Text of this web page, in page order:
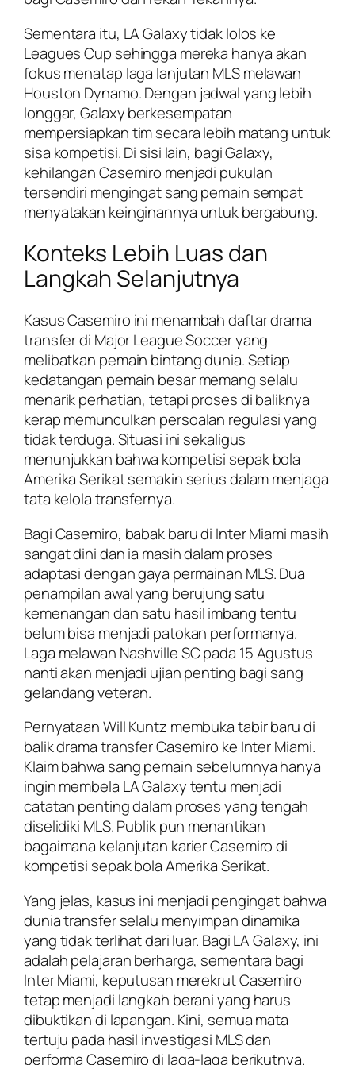
Sementara itu, LA Galaxy tidak lolos ke
Leagues Cup sehingga mereka hanya akan
fokus menatap laga lanjutan MLS melawan
Houston Dynamo. Dengan jadwal yang lebih
longgar, Galaxy berkesempatan
mempersiapkan tim secara lebih matang untuk
sisa kompetisi. Di sisi lain, bagi Galaxy,
kehilangan Casemiro menjadi pukulan
tersendiri mengingat sang pemain sempat
menyatakan keinginannya untuk bergabung.
Konteks Lebih Luas dan
Langkah Selanjutnya
Kasus Casemiro ini menambah daftar drama
transfer di Major League Soccer yang
melibatkan pemain bintang dunia. Setiap
kedatangan pemain besar memang selalu
menarik perhatian, tetapi proses di baliknya
kerap memunculkan persoalan regulasi yang
tidak terduga. Situasi ini sekaligus
menunjukkan bahwa kompetisi sepak bola
Amerika Serikat semakin serius dalam menjaga
tata kelola transfernya.
Bagi Casemiro, babak baru di Inter Miami masih
sangat dini dan ia masih dalam proses
adaptasi dengan gaya permainan MLS. Dua
penampilan awal yang berujung satu
kemenangan dan satu hasil imbang tentu
belum bisa menjadi patokan performanya.
Laga melawan Nashville SC pada 15 Agustus
nanti akan menjadi ujian penting bagi sang
gelandang veteran.
Pernyataan Will Kuntz membuka tabir baru di
balik drama transfer Casemiro ke Inter Miami.
Klaim bahwa sang pemain sebelumnya hanya
ingin membela LA Galaxy tentu menjadi
catatan penting dalam proses yang tengah
diselidiki MLS. Publik pun menantikan
bagaimana kelanjutan karier Casemiro di
kompetisi sepak bola Amerika Serikat.
Yang jelas, kasus ini menjadi pengingat bahwa
dunia transfer selalu menyimpan dinamika
yang tidak terlihat dari luar. Bagi LA Galaxy, ini
adalah pelajaran berharga, sementara bagi
Inter Miami, keputusan merekrut Casemiro
tetap menjadi langkah berani yang harus
dibuktikan di lapangan. Kini, semua mata
tertuju pada hasil investigasi MLS dan
performa Casemiro di laga-laga berikutnya.